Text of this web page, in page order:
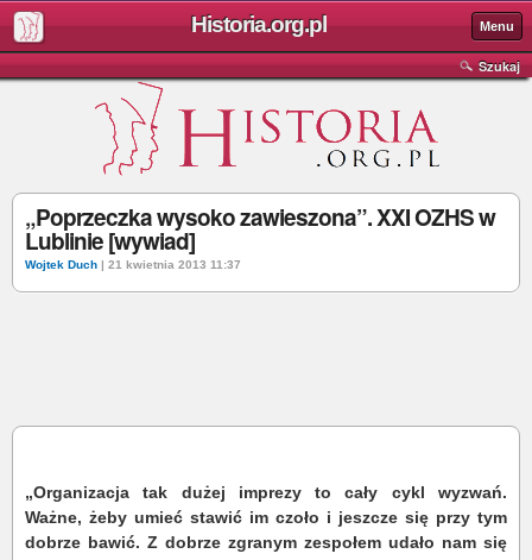
Historia.org.pl Menu
Szukaj
„Poprzeczka wysoko zawieszona”. XXI OZHS w
Lublinie [wywiad]
Wojtek Duch | 21 kwietnia 2013 11:37
„Organizacja tak dużej imprezy to cały cykl wyzwań.
Ważne, żeby umieć stawić im czoło i jeszcze się przy tym
dobrze bawić. Z dobrze zgranym zespołem udało nam się